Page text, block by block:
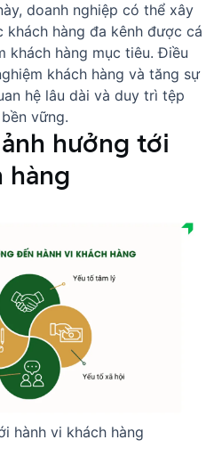
doanh nghiệp có thể xây
khách hàng đa kênh được cá
khách hàng mục tiêu. Điều
khách hàng và tăng sự
hệ lâu dài và duy trì tệp
vững.
hưởng tới
hàng
hành vi khách hàng